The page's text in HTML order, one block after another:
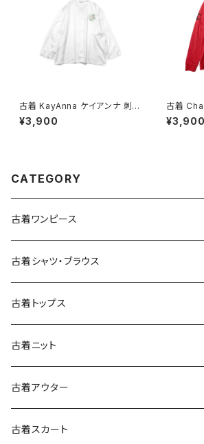
古着 KayAnna ケイアンナ 刺繍
サテン 長袖 ブラウス 白 (ttu25
01021)
¥3,900
古着
ロゴ ブラ
0％ 長袖
¥3,900
CATEGORY
古着ワンピース
古着長袖ワンピース
古着半袖ワンピース
古着ノースリーブワンピース
古着キャミソールワンピース
古着ベアトップワンピース
古着シャツ・ブラウス
古着長袖シャツ・ブラウス
古着半袖シャツ・ブラウス
古着ノースリーブシャツ・ブラウス
古着トップス
古着スウェット&パーカー
古着スウェット
古着パーカー
古着プルオーバー
古着長袖プルオーバー
古着Ｔシャツ
古着ニット
古着セーター
古着カーディガン
古着アウター
古着ライトジャケット
古着スカート